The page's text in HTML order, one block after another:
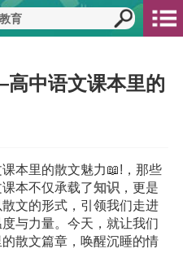
中语文课本里的
本里的散文魅力📖!，那些
本不仅承载了知识 ，更是
文的形式，引领我们走进
与力量。今天，就让我们
散文篇章，唤醒沉睡的情